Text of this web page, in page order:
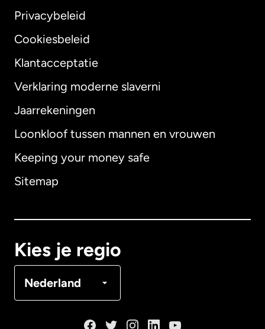
Privacybeleid
Cookiesbeleid
Klantacceptatie
Verklaring moderne slaverni
Jaarrekeningen
Loonkloof tussen mannen en vrouwen
Keeping your money safe
Sitemap
Kies je regio
Nederland
Internationaal English
Australië